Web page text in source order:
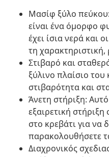
Μασίφ ξύλο
είναι ένα όμορφο
έχει ίσια νερά και
τη
Στιβαρό και
ξύλινο πλαίσιο του
στιβαρότητα και
Άνετη στήριξη:
εξαιρετική
στο κρεβάτι για να
παρακολουθήσετε
Διαχρονικός